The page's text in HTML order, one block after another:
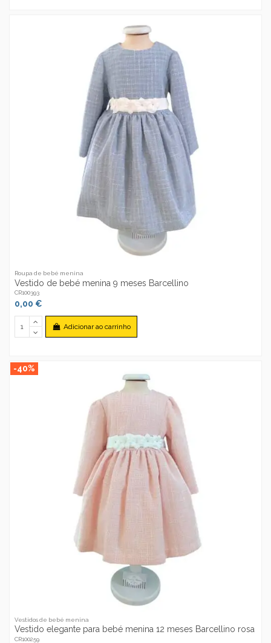
Roupa de bebé menina
Vestido de bebé menina 9 meses Barcellino
CR100393
0,00 €
Adicionar ao carrinho
-40%
Vestidos de bebé menina
Vestido elegante para bebé menina 12 meses Barcellino rosa
CR100259